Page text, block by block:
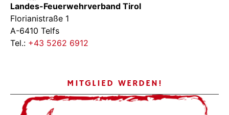
Landes-Feuerwehrverband Tirol
Florianistraße 1
A-6410 Telfs
Tel.: +43 5262 6912
MITGLIED WERDEN!